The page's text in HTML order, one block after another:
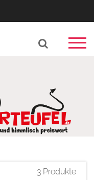
3 Produkte